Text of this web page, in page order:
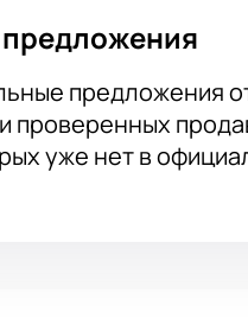
предложения
проверенных
уже нет в